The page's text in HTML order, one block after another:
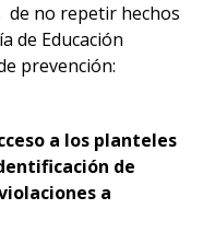
de no repetir hechos
de Educación
prevención:
a los planteles
de
a